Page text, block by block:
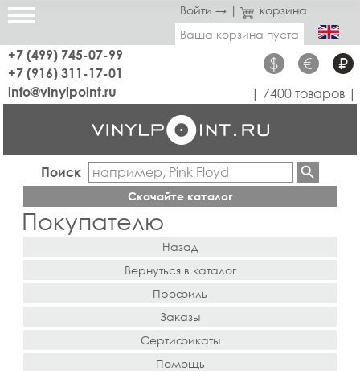
Войти → |
корзина
Ваша корзина пуста
+7 (499) 745-07-99
+7 (916) 311-17-01
$ € ₽
info@vinylpoint.ru | 7400 товаров |
Поиск
Скачайте каталог
Покупателю
Назад
Вернуться в каталог
Профиль
Заказы
Сертификаты
Помощь